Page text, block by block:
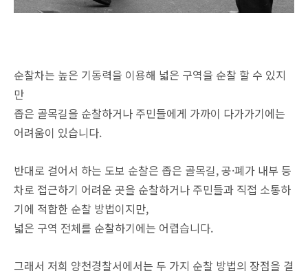
순찰차는 높은 기동력을 이용해 넓은 구역을 순찰 할 수 있지
만
좁은 골목길을 순찰하거나 주민들에게 가까이 다가가기에는
어려움이 있습니다.
반대로 걸어서 하는 도보 순찰은 좁은 골목길, 공·폐가 내부 등
차로 접근하기 어려운 곳을 순찰하거나 주민들과 직접 소통하
기에 적합한 순찰 방법이지만,
넓은 구역 전체를 순찰하기에는 어렵습니다.
그래서 저희 양천경찰서에서는 두 가지 순찰 방법의 장점을 결